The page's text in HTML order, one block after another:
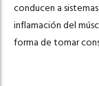
conducen a
inflamación del
forma de tomar